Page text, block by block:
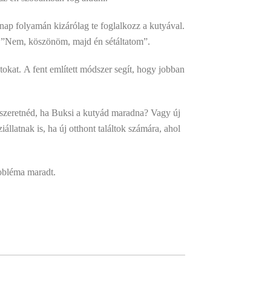
folyamán kizárólag te foglalkozz a kutyával.
köszönöm, majd én sétáltatom”.
A fent említett módszer segít, hogy jobban
ha Buksi a kutyád maradna? Vagy új
is, ha új otthont találtok számára, ahol
maradt.